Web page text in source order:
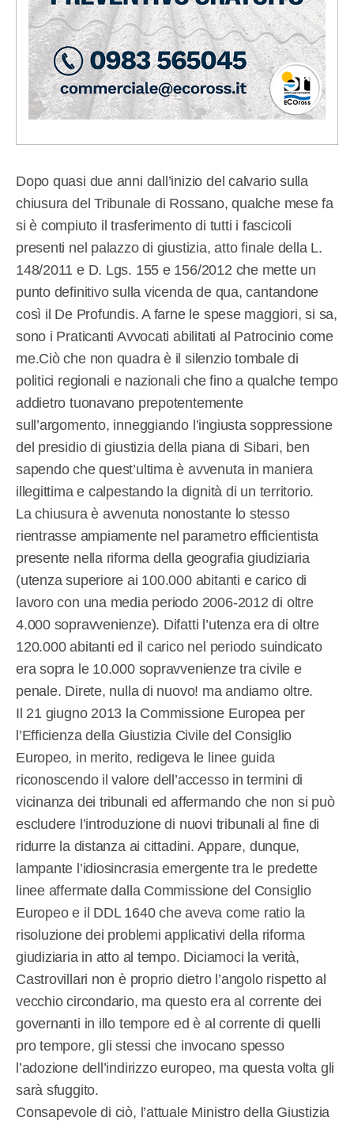
Dopo quasi due anni dall’inizio del calvario sulla
chiusura del Tribunale di Rossano, qualche mese fa
si è compiuto il trasferimento di tutti i fascicoli
presenti nel palazzo di giustizia, atto finale della L.
148/2011 e D. Lgs. 155 e 156/2012 che mette un
punto definitivo sulla vicenda de qua, cantandone
così il De Profundis. A farne le spese maggiori, si sa,
sono i Praticanti Avvocati abilitati al Patrocinio come
me.Ciò che non quadra è il silenzio tombale di
politici regionali e nazionali che fino a qualche tempo
addietro tuonavano prepotentemente
sull’argomento, inneggiando l’ingiusta soppressione
del presidio di giustizia della piana di Sibari, ben
sapendo che quest’ultima è avvenuta in maniera
illegittima e calpestando la dignità di un territorio.
La chiusura è avvenuta nonostante lo stesso
rientrasse ampiamente nel parametro efficientista
presente nella riforma della geografia giudiziaria
(utenza superiore ai 100.000 abitanti e carico di
lavoro con una media periodo 2006-2012 di oltre
4.000 sopravvenienze). Difatti l’utenza era di oltre
120.000 abitanti ed il carico nel periodo suindicato
era sopra le 10.000 sopravvenienze tra civile e
penale. Direte, nulla di nuovo! ma andiamo oltre.
Il 21 giugno 2013 la Commissione Europea per
l’Efficienza della Giustizia Civile del Consiglio
Europeo, in merito, redigeva le linee guida
riconoscendo il valore dell’accesso in termini di
vicinanza dei tribunali ed affermando che non si può
escludere l’introduzione di nuovi tribunali al fine di
ridurre la distanza ai cittadini. Appare, dunque,
lampante l’idiosincrasia emergente tra le predette
linee affermate dalla Commissione del Consiglio
Europeo e il DDL 1640 che aveva come ratio la
risoluzione dei problemi applicativi della riforma
giudiziaria in atto al tempo. Diciamoci la verità,
Castrovillari non è proprio dietro l’angolo rispetto al
vecchio circondario, ma questo era al corrente dei
governanti in illo tempore ed è al corrente di quelli
pro tempore, gli stessi che invocano spesso
l’adozione dell’indirizzo europeo, ma questa volta gli
sarà sfuggito.
Consapevole di ciò, l’attuale Ministro della Giustizia